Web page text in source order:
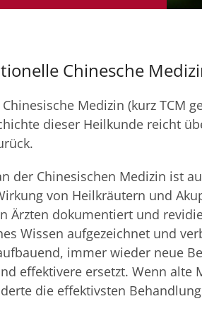
Chinesche
Medizin (kurz TCM
dieser Heilkunde reicht
der Chinesischen Medizin ist
von Heilkräutern und
Ärzten dokumentiert und
Wissen aufgezeichnet und
immer wieder neue
effektivere ersetzt. Wenn
die effektivsten